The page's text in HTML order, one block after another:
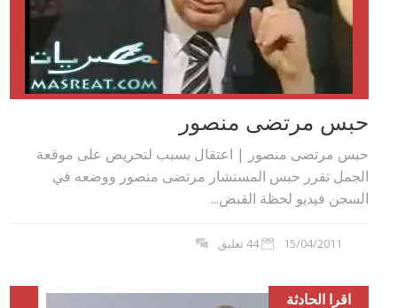
حبس مرتضى منصور
حبس مرتضى منصور | اعتقال بسبب لتحريض على موقعة
الجمل تقرر حبس المستشار مرتضى منصور ووضعه في
السجن فيديو لحظة القبض...
15/04/2011 44 تعليق
اقرا الحادثة